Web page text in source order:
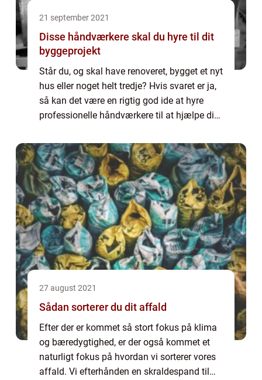
21 september 2021
Disse håndværkere skal du hyre til dit
byggeprojekt
Står du, og skal have renoveret, bygget et nyt
hus eller noget helt tredje? Hvis svaret er ja,
så kan det være en rigtig god ide at hyre
professionelle håndværkere til at hjælpe dig.
byggeprojekt, så sikr...
27 august 2021
Sådan sorterer du dit affald
Efter der er kommet så stort fokus på klima
og bæredygtighed, er der også kommet et
naturligt fokus på hvordan vi sorterer vores
affald. Vi efterhånden en skraldespand til